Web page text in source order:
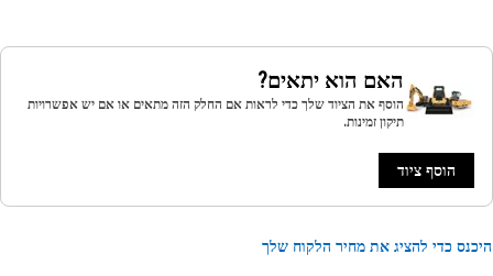
האם הוא יתאים?
הוסף את הציוד שלך כדי לראות אם החלק הזה מתאים או אם יש אפשרויות
תיקון זמינות.
הוסף ציוד
כדי להציג את מחיר הלקוח שלך